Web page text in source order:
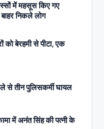
में महसूस किए गए
निकले लोग
को बेरहमी से पीटा, एक
से तीन पुलिसकर्मी घायल
में अनंत सिंह की पत्नी के